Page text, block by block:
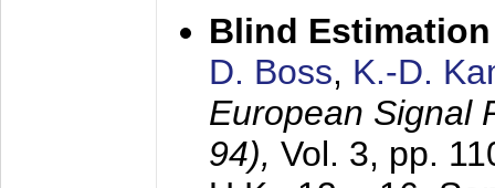
Blind
D. Boss, K.-D.
European Signal
94), Vol. 3, pp.